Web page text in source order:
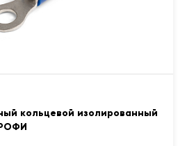
кольцевой изолированный